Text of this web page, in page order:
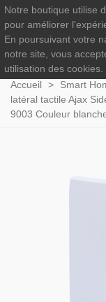
Accueil > Smart
latéral tactile Ajax
9003 Couleur
Notre boutique utilise
pour améliorer
En poursuivant votre
notre site, vous
utilisation des cookies.